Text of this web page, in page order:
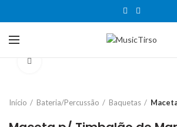
Início Bateria/Percussão Baquetas